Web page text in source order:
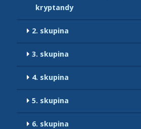
kryptandy
2. skupina
3. skupina
4. skupina
5. skupina
6. skupina